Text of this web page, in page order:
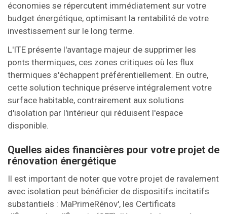
économies se répercutent immédiatement sur votre
budget énergétique, optimisant la rentabilité de votre
investissement sur le long terme.
L'ITE présente l'avantage majeur de supprimer les
ponts thermiques, ces zones critiques où les flux
thermiques s'échappent préférentiellement. En outre,
cette solution technique préserve intégralement votre
surface habitable, contrairement aux solutions
d'isolation par l'intérieur qui réduisent l'espace
disponible.
Quelles aides financières pour votre projet de
rénovation énergétique
Il est important de noter que votre projet de ravalement
avec isolation peut bénéficier de dispositifs incitatifs
substantiels : MaPrimeRénov', les Certificats